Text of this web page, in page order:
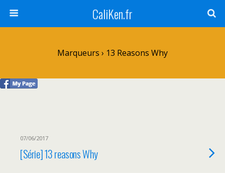
CaliKen.fr
Marqueurs › 13 Reasons Why
07/06/2017
[Série] 13 reasons Why